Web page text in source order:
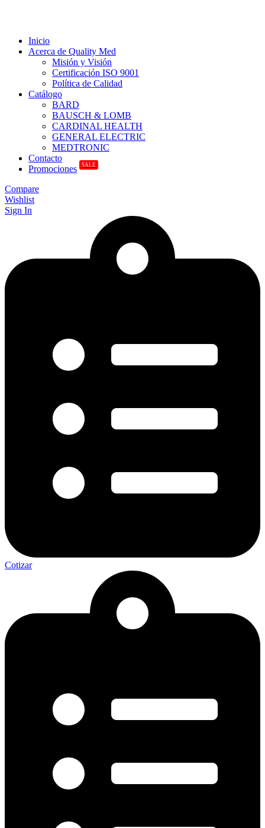
Inicio
Acerca de Quality Med
Misión y Visión
Certificación ISO 9001
Política de Calidad
Catálogo
BARD
BAUSCH & LOMB
CARDINAL HEALTH
GENERAL ELECTRIC
MEDTRONIC
Contacto
Promociones
SALE
Compare
Wishlist
Sign In
Cotizar